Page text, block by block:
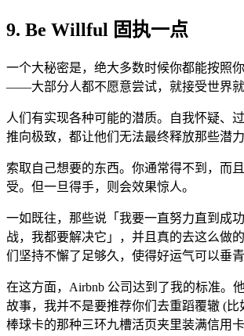
9. Be Willful 固执一点
一个大秘密是，绝大多数时候你都能按照
——大部分人都不愿意尝试，就接受世界就
人们有实现各种可能的潜质。自我怀疑、
推向极致，都让他们无法最终释放那些潜力
索取自己想要的东西。你通常得不到，而
受。但一旦得手，则会效果惊人。
一如既往，那些说「我要一直努力直到成
战，我都要解决它」，并且真的去这么做
们坚持不懈了足够久，使得好运气可以垂青
在这方面，Airbnb 公司达到了我的标准。
故事，我并不是要推荐你们去重蹈覆辙 (比
棒球卡的那种三环九槽活页夹里装满信用